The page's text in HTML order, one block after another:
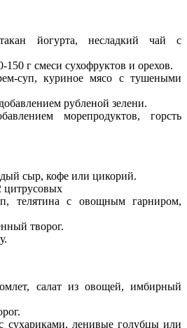
йогурта, несладкий чай с
150 г смеси сухофруктов и орехов.
суп, куриное мясо с тушеными
рубленой зелени.
морепродуктов, горсть
сыр, кофе или цикорий.
цитрусовых
телятина с овощным гарниром,
творог.
салат из овощей, имбирный
сухариками, ленивые голубцы или